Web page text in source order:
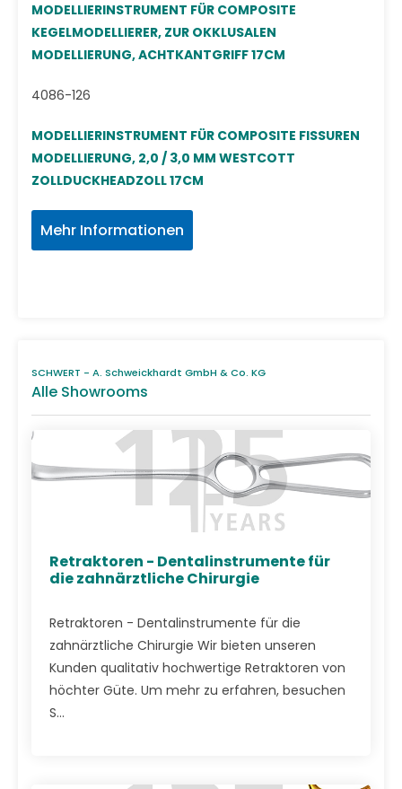
MODELLIERINSTRUMENT FÜR COMPOSITE
KEGELMODELLIERER, ZUR OKKLUSALEN
MODELLIERUNG, ACHTKANTGRIFF 17CM
4086-126
MODELLIERINSTRUMENT FÜR COMPOSITE FISSUREN
MODELLIERUNG, 2,0 / 3,0 MM WESTCOTT
ZOLLDUCKHEADZOLL 17CM
Mehr Informationen
SCHWERT - A. Schweickhardt GmbH & Co. KG
Alle Showrooms
Retraktoren - Dentalinstrumente für
die zahnärztliche Chirurgie
Retraktoren - Dentalinstrumente für die
zahnärztliche Chirurgie Wir bieten unseren
Kunden qualitativ hochwertige Retraktoren von
höchter Güte. Um mehr zu erfahren, besuchen
S...